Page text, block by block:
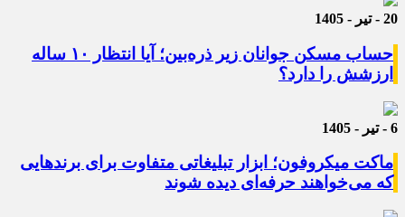
20 - تیر - 1405
حساب مسکن جوانان زیر ذره‌بین؛ آیا انتظار ۱۰ ساله
ارزشش را دارد؟
6 - تیر - 1405
ماکت میکروفون؛ ابزار تبلیغاتی متفاوت برای برندهایی
که می‌خواهند حرفه‌ای دیده شوند